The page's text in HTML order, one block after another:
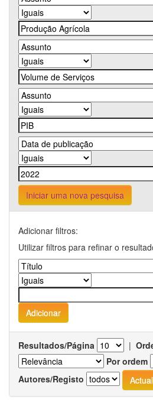
Iniciar uma nova pesquisa
Adicionar filtros:
Utilizar filtros para refinar o
Resultados/Página |
Por ordem
Autores/Registo